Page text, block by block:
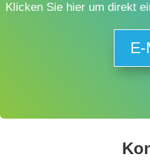
Klicken Sie hier um direkt
E-